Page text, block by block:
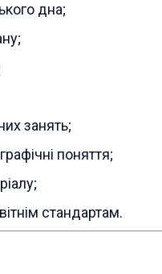
дна;
занять;
поняття;
стандартам.